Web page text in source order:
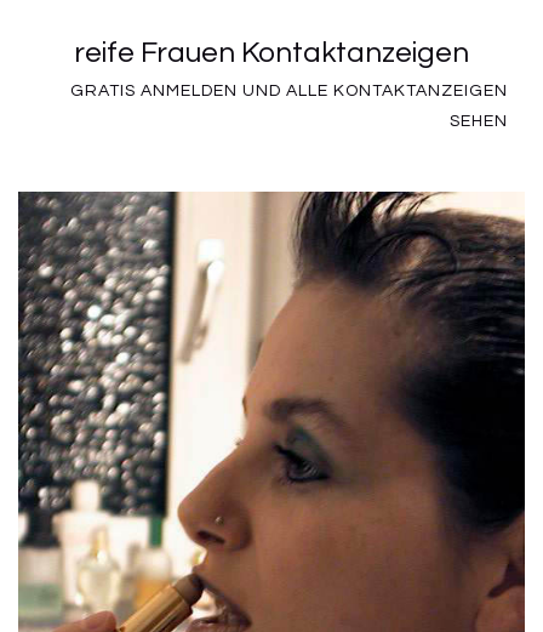
reife Frauen Kontaktanzeigen
GRATIS ANMELDEN UND ALLE KONTAKTANZEIGEN
SEHEN